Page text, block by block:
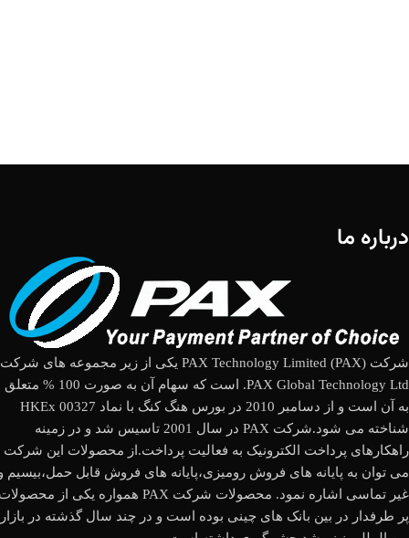
درباره ما
شرکت (PAX Technology Limited (PAX یکی از زیر مجموعه های شرکت
PAX Global Technology Ltd. است که سهام آن به صورت 100 % متعلق
به آن است و از دسامبر 2010 در بورس هنگ کنگ با نماد HKEx 00327
شناخته می شود.شرکت PAX در سال 2001 تاسیس شد و در زمینه
راهکارهای پرداخت الکترونیک به فعالیت پرداخت.از محصولات این شرکت
می توان به پایانه های فروش رومیزی،پایانه های فروش قابل حمل،بیسیم
غیر تماسی اشاره نمود. محصولات شرکت PAX همواره یکی از محصولات
پر طرفدار در بین بانک های چینی بوده است و در چند سال گذشته در بازار